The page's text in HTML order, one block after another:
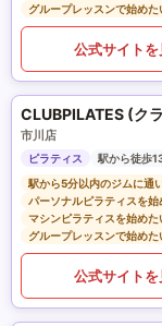
グループレッスンで始めた
公式サイトを
CLUBPILATES (ク
市川店
ピラティス
駅から徒歩
駅から5分以内のジムに通
パーソナルピラティスを始
マシンピラティスを始めた
グループレッスンで始めた
公式サイトを